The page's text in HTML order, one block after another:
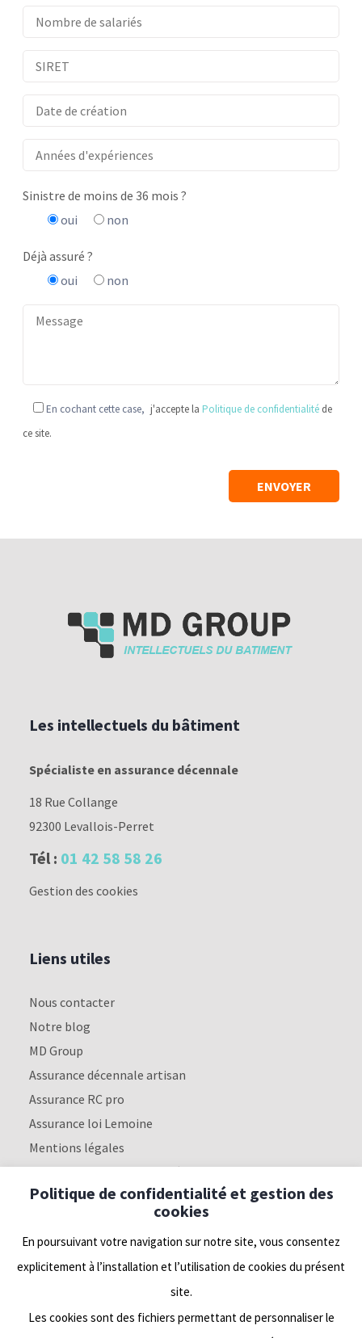
Sinistre de moins de 36 mois ?
oui
non
Déjà assuré ?
oui
non
En cochant cette case, j'accepte la Politique de confidentialitéde
ce site.
Les intellectuels du bâtiment
Spécialiste en assurance décennale
18 Rue Collange
92300 Levallois-Perret
Tél : 01 42 58 58 26
Gestion des cookies
Liens utiles
Nous contacter
Notre blog
MD Group
Assurance décennale artisan
Assurance RC pro
Assurance loi Lemoine
Mentions légales
Politique de confidentialité
Nous suivre
Politique de confidentialité et gestion des
cookies
En poursuivant votre navigation sur notre site, vous consentez
explicitement à l’installation et l’utilisation de cookies du présent
site.
Les cookies sont des fichiers permettant de personnaliser le